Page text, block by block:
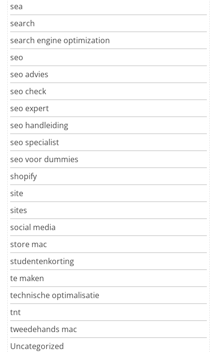
sea
search
search engine optimization
seo
seo advies
seo check
seo expert
seo handleiding
seo specialist
seo voor dummies
shopify
site
sites
social media
store mac
studentenkorting
te maken
technische optimalisatie
tnt
tweedehands mac
Uncategorized